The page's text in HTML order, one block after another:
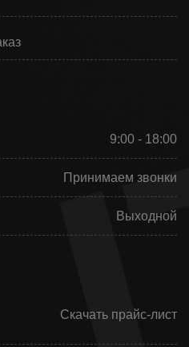
9:00 - 18:00
Принимаем звонки
Выходной
Скачать прайс-лист